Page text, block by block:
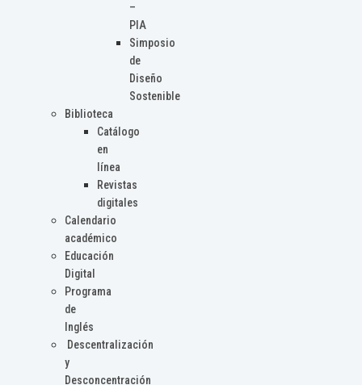
–
PIA
Simposio
de
Diseño
Sostenible
Biblioteca
Catálogo
en
línea
Revistas
digitales
Calendario
académico
Educación
Digital
Programa
de
Inglés
Descentralización
y
Desconcentración